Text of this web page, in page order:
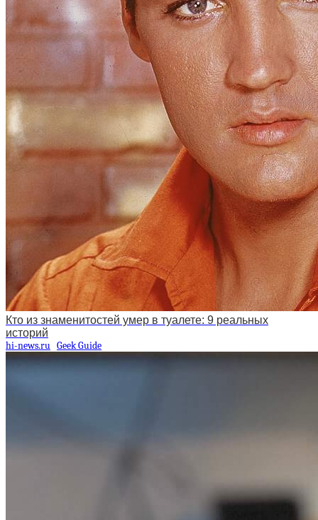
Кто из знаменитостей умер в туалете: 9 реальных
историй
hi-news.ru Geek Guide